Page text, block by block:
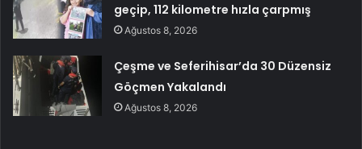
geçip, 112 kilometre hızla çarpmış
Ağustos 8, 2026
Çeşme ve Seferihisar’da 30 Düzensiz
Göçmen Yakalandı
Ağustos 8, 2026